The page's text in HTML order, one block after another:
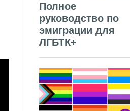
Полное
руководство по
эмиграции для
ЛГБТК+